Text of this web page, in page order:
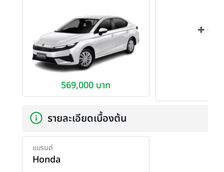
569,000 บาท
เพิ่
รายละเอียดเบื้องต้น
แบรนด์
Honda